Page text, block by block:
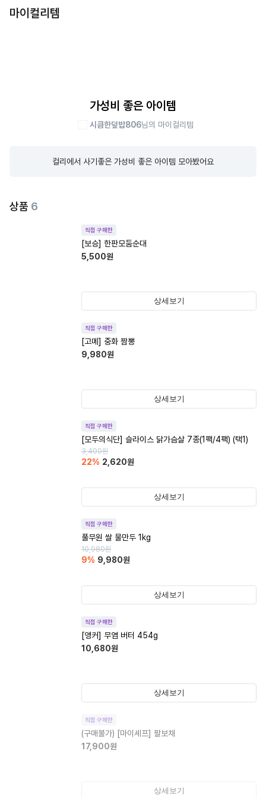
마이컬리템
가성비 좋은 아이템
시큼한덮밥806님의 마이컬리템
컬리에서 사기좋은 가성비 좋은 아이템 모아봤어요
상품 6
직접 구매한
[보승] 한판모둠순대
5,500원
상세보기
직접 구매한
[고메] 중화 짬뽕
9,980원
상세보기
직접 구매한
[모두의식단] 슬라이스 닭가슴살 7종(1팩/4팩) (택1)
3,400원
22% 2,620원
상세보기
직접 구매한
풀무원 쌀 물만두 1kg
10,980원
9% 9,980원
상세보기
직접 구매한
[앵커] 무염 버터 454g
10,680원
상세보기
직접 구매한
(구매불가) [마이셰프] 팔보채
17,900원
상세보기